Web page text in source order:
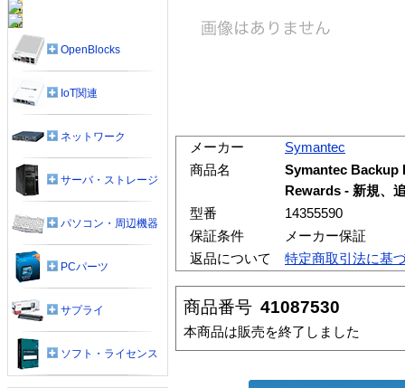
メーカー
Symantec
商品名
Symantec Backup
Rewards - 新規、
型番
14355590
保証条件
メーカー保証
返品について
特定商取引法に基
商品番号 41087530
本商品は販売を終了しました
OpenBlocks
IoT関連
ネットワーク
サーバ・ストレージ
パソコン・周辺機器
PCパーツ
サプライ
ソフト・ライセンス